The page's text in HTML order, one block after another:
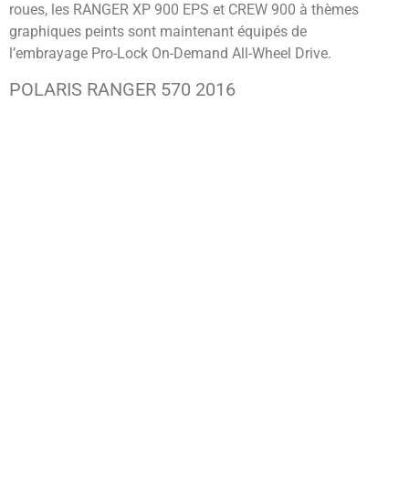
roues, les RANGER XP 900 EPS et CREW 900 à thèmes
graphiques peints sont maintenant équipés de
l’embrayage Pro-Lock On-Demand All-Wheel Drive.
POLARIS RANGER 570 2016